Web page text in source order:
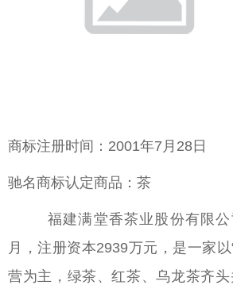
商标注册时间：2001年7月28日
驰名商标认定商品：茶
福建满堂香茶业股份有限公
月，注册资本2939万元，是一家
营为主，绿茶、红茶、乌龙茶齐